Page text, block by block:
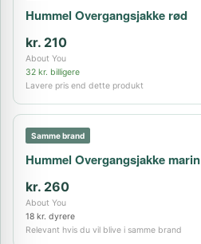
Hummel Overgangsjakke rød
kr. 210
About You
32 kr. billigere
Lavere pris end dette produkt
Samme brand
Hummel Overgangsjakke marin
kr. 260
About You
18 kr. dyrere
Relevant hvis du vil blive i samme brand